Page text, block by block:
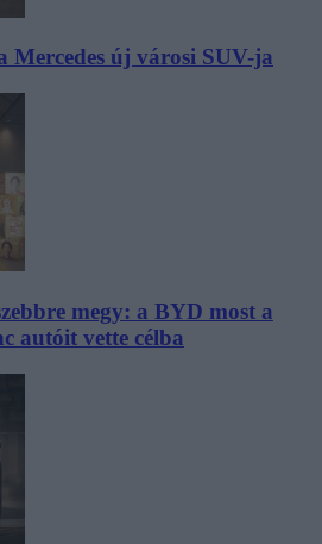
Mercedes új városi SUV-ja
megy: a BYD most a
autóit vette célba